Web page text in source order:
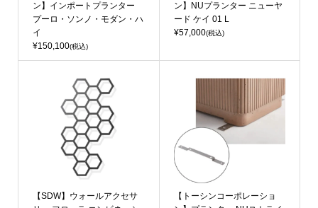
ン】インポートプランター
プーロ・ソンノ・モダン・ハ
イ
¥150,100(税込)
ン】NUプランター ニューヤ
ード ケイ 01 L
¥57,000(税込)
【SDW】ウォールアクセサ
【トーシンコーポレーショ